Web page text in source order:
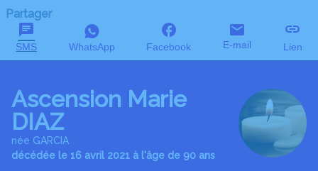
Partager
SMS WhatsApp Facebook E-mail Lien
Ascension Marie
DIAZ
née GARCIA
décédée le 16 avril 2021 à l'âge de 90 ans